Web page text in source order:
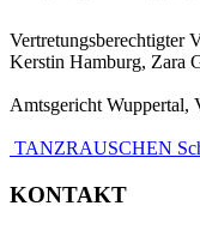
Vertretungsberechtigter
Kerstin Hamburg, Zara
Amtsgericht Wuppertal,
TANZRAUSCHEN
KONTAKT